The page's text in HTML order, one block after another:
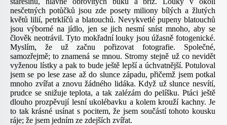
nesčetných potůčků jsou zde posety miliony bílých a žlutých
květů lilií, petrklíčů a blatouchů. Nevykvetlé pupeny blatouchů
jsou výborné na jídlo, jen se jich nesmí sníst mnoho, aby se
člověk neotrávil. Tyto mokřadní louky jsou úžasně fotogenické.
Myslím, že už začnu pořizovat fotografie. Společné,
samozřejmě; to znamená se mnou. Stromy stejně už co nevidět
vyženou lístky a pak to bude ještě lepší a úchvatnější. Potuloval
jsem se po lese zase až do slunce západu, přičemž jsem potkal
mnoho zvířat a znovu žádného lidáka. Když už slunce nesvítí,
prudce se snižuje teplota, a tak zalézám do pelíšku. Ptáci ještě
dlouho prozpěvují lesní ukolébavku a kolem krouží kachny. Je
to tak krásné usínat s pocitem, že jsem součástí tohoto kousku
ráje; že jsem jedním ze zdejších zvířat.